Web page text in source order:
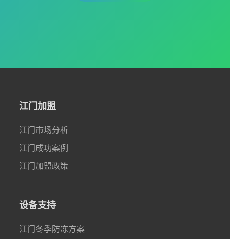
江门加盟
江门市场分析
江门成功案例
江门加盟政策
设备支持
江门冬季防冻方案